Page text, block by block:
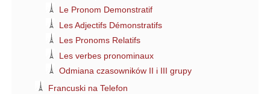
Le Pronom Demonstratif
Les Adjectifs Démonstratifs
Les Pronoms Relatifs
Les verbes pronominaux
Odmiana czasowników II i III grupy
Francuski na Telefon